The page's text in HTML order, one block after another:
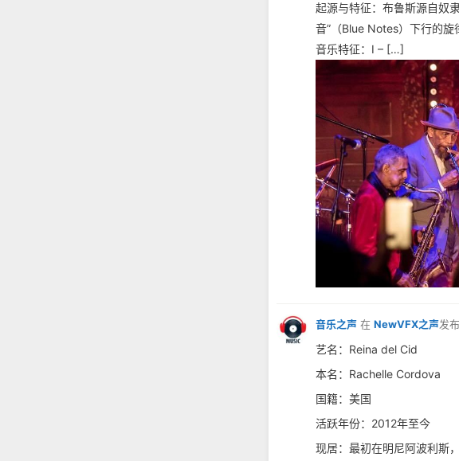
起源与特征：布鲁斯源自奴
音”（Blue Notes）下行的旋
音乐特征：I – […]
音乐之声 在 NewVFX之声发
艺名：Reina del Cid
本名：Rachelle Cordova
国籍：美国
活跃年份：2012年至今
现居：最初在明尼阿波利斯